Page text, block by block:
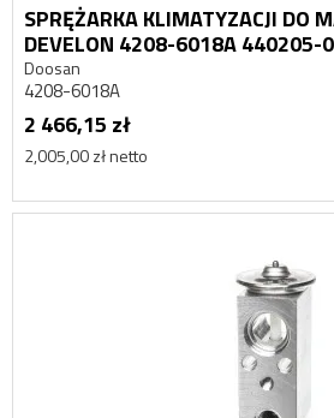
SPRĘŻARKA KLIMATYZACJI DO
DEVELON 4208-6018A 440205-
Doosan
4208-6018A
2 466,15 zł
2,005,00 zł netto